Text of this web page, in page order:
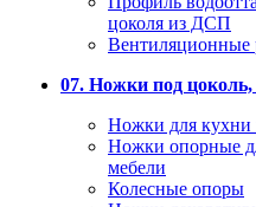
цоколя из ДСП
Вентиляционные
07. Ножки под цоколь,
Ножки для кухни
Ножки опорные
мебели
Колесные опоры